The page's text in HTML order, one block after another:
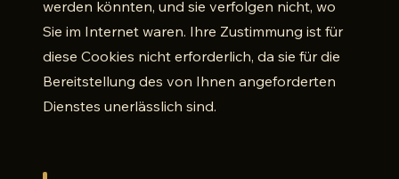
werden könnten, und sie verfolgen nicht, wo
Sie im Internet waren. Ihre Zustimmung ist für
diese Cookies nicht erforderlich, da sie für die
Bereitstellung des von Ihnen angeforderten
Dienstes unerlässlich sind.